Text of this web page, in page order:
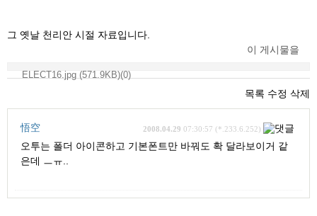
그 옛날 천리안 시절 자료입니다.
이 게시물을
ELECT16.jpg (571.9KB)(0)
목록 수정 삭제
2008.04.29 07:30:57 (*.233.6.252)
悟空
오투는 폴더 아이콘하고 기본폰트만 바꿔도 확 달라보이거 같
은데 ㅡㅠ..